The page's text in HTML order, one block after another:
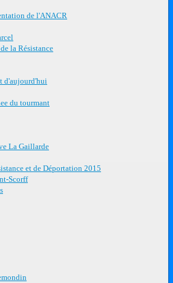
de l'ANACR
la Résistance
d'aujourd'hui
du tourmant
La Gaillarde
et de Déportation 2015
Scorff